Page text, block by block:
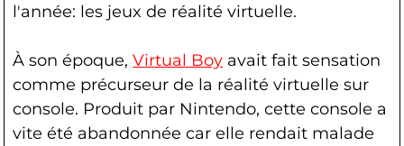
l'année: les jeux de réalité virtuelle.
À son époque,Virtual Boy avait fait sensation
comme précurseur de la réalité virtuelle sur
console. Produit par Nintendo, cette console a
vite été abandonnée car elle rendait malade